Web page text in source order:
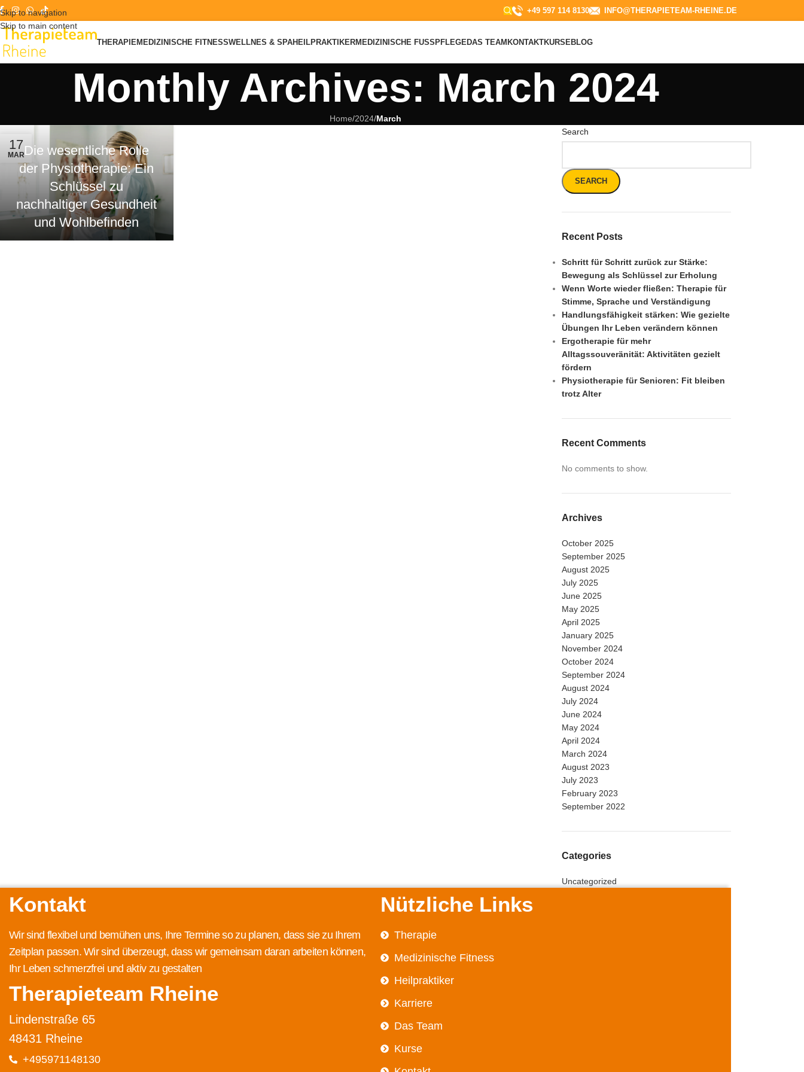
Skip to navigation
Skip to main content
+49 597 114 8130​ INFO@THERAPIETEAM-RHEINE.DE
THERAPIEMEDIZINISCHE FITNESSWELLNES & SPAHEILPRAKTIKERMEDIZINISCHE FUSSPFLEGE DAS TEAMKONTAKTKURSEBLOG
Monthly Archives: March 2024
Home/2024/March
17
MARDie wesentliche Rolle
der Physiotherapie: Ein
Schlüssel zu
nachhaltiger Gesundheit
und Wohlbefinden
Search
SEARCH
Recent Posts
Schritt für Schritt zurück zur Stärke:
Bewegung als Schlüssel zur Erholung
Wenn Worte wieder fließen: Therapie für
Stimme, Sprache und Verständigung
Handlungsfähigkeit stärken: Wie gezielte
Übungen Ihr Leben verändern können
Ergotherapie für mehr
Alltagssouveränität: Aktivitäten gezielt
fördern
Physiotherapie für Senioren: Fit bleiben
trotz Alter
Recent Comments
No comments to show.
Archives
October 2025
September 2025
August 2025
July 2025
June 2025
May 2025
April 2025
January 2025
November 2024
October 2024
September 2024
August 2024
July 2024
June 2024
May 2024
April 2024
March 2024
August 2023
July 2023
February 2023
September 2022
Categories
Uncategorized
Kontakt
Wir sind flexibel und bemühen uns, Ihre Termine so zu planen, dass sie zu Ihrem
Zeitplan passen. Wir sind überzeugt, dass wir gemeinsam daran arbeiten können,
Ihr Leben schmerzfrei und aktiv zu gestalten
Therapieteam Rheine
Lindenstraße 65
48431 Rheine
+495971148130
Nützliche Links
Therapie
Medizinische Fitness
Heilpraktiker
Karriere
Das Team
Kurse